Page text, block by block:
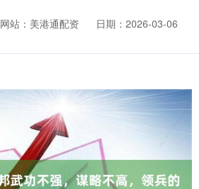
网站：美港通配资
日期：2026-03-06